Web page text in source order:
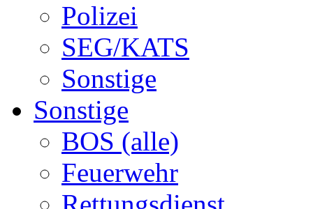
Polizei
SEG/KATS
Sonstige
Sonstige
BOS (alle)
Feuerwehr